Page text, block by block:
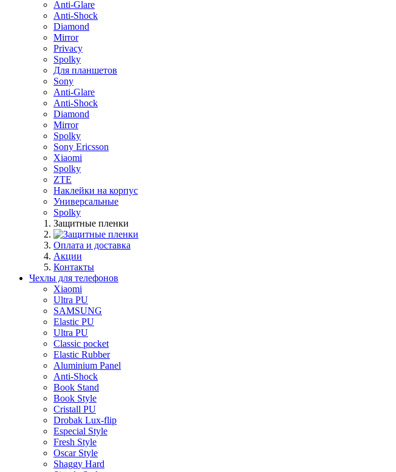
Anti-Glare
Anti-Shock
Diamond
Mirror
Privacy
Spolky
Для планшетов
Sony
Anti-Glare
Anti-Shock
Diamond
Mirror
Spolky
Sony Ericsson
Xiaomi
Spolky
ZTE
Наклейки на корпус
Универсальные
Spolky
Защитные пленки
Оплата и доставка
Акции
Контакты
Чехлы для телефонов
Xiaomi
Ultra PU
SAMSUNG
Elastic PU
Ultra PU
Classic pocket
Elastic Rubber
Aluminium Panel
Anti-Shock
Book Stand
Book Style
Cristall PU
Drobak Lux-flip
Especial Style
Fresh Style
Oscar Style
Shaggy Hard